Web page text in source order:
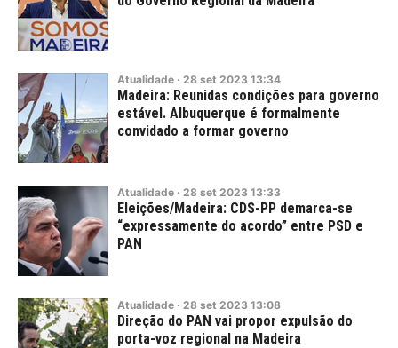
Atualidade · 28 set 2023 13:34
Madeira: Reunidas condições para governo
estável. Albuquerque é formalmente
convidado a formar governo
Atualidade · 28 set 2023 13:33
Eleições/Madeira: CDS-PP demarca-se
“expressamente do acordo” entre PSD e
PAN
Atualidade · 28 set 2023 13:08
Direção do PAN vai propor expulsão do
porta-voz regional na Madeira